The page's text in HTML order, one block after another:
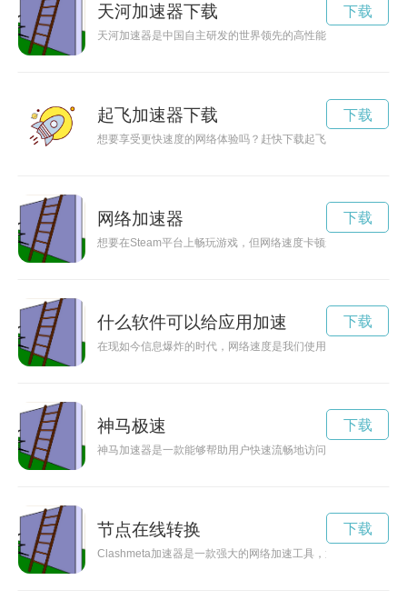
天河加速器下载
天河加速器是中国自主研发的世界领先的高性能计算设备，被
下载
起飞加速器下载
想要享受更快速度的网络体验吗？赶快下载起飞加速器最新版，
下载
网络加速器
想要在Steam平台上畅玩游戏，但网络速度卡顿影响了游戏体
下载
什么软件可以给应用加速
在现如今信息爆炸的时代，网络速度是我们使用互联网的重要
下载
神马极速
神马加速器是一款能够帮助用户快速流畅地访问互联网的网络
下载
节点在线转换
Clashmeta加速器是一款强大的网络加速工具，通过优化网络
下载